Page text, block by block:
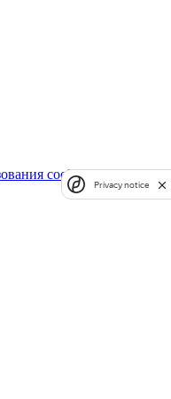
cookie.
Privacy notice